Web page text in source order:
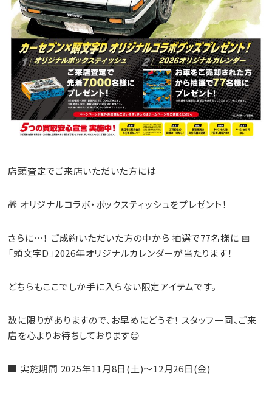
店頭査定でご来店いただいた方には
🎁 オリジナルコラボ・ボックスティッシュをプレゼント！
さらに…！ ご成約いただいた方の中から 抽選で77名様に 📅
「頭文字D」2026年オリジナルカレンダーが当たります！
どちらもここでしか手に入らない限定アイテムです。
数に限りがありますので、お早めにどうぞ！ スタッフ一同、ご来
店を心よりお待ちしております😊
■ 実施期間 2025年11月8日(土)～12月26日(金)